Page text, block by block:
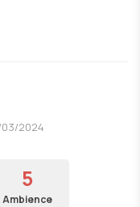
2024
5
Ambience